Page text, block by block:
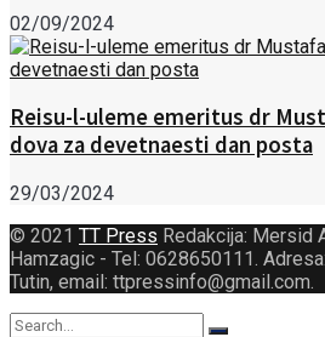
02/09/2024
Reisu-l-uleme emeritus dr
dova za devetnaesti dan posta
29/03/2024
© 2021 TT Press Redakcija: Mersid
Hamzagic - Tel: 0628650111.
Tutin, email: ttpressinfo@gmail.com.